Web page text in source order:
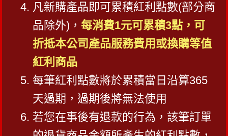
凡新購產品即可累積紅利點數(部分商
品除外)，每消費1元可累積3點，可
折抵本公司產品服務費用或換購等值
紅利商品
每筆紅利點數將於累積當日沿算365
天過期，過期後將無法使用
若您在事後有退款的行為，該筆訂單